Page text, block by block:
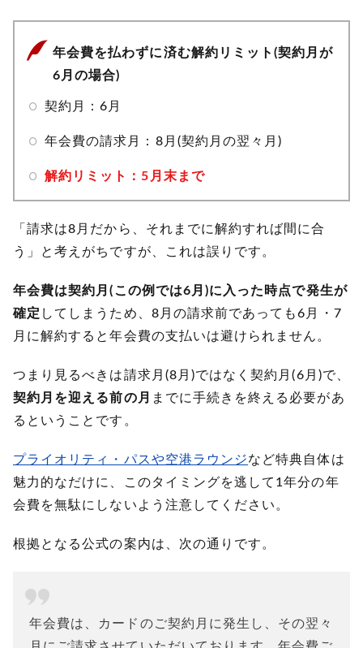
年会費を払わずに済む解約リミット(契約月が
6月の場合)
契約月：6月
年会費の請求月：8月(契約月の翌々月)
解約リミット：5月末まで
「請求は8月だから、それまでに解約すれば間に合
う」と考えがちですが、これは誤りです。
年会費は契約月(この例では6月)に入った時点で発生が
確定 してしまうため、8月の請求前であっても6月・7
月に解約すると年会費の支払いは避けられません。
つまり見るべきは請求月(8月)ではなく契約月(6月)で、
契約月を迎える前の月 までに手続きを終える必要があ
るということです。
プライオリティ・パスや空港ラウンジなど特典自体は
魅力的なだけに、このタイミングを逃して1年分の年
会費を無駄にしないよう注意してください。
根拠となる公式の案内は、次の通りです。
年会費は、カードのご契約月に発生し、その翌々